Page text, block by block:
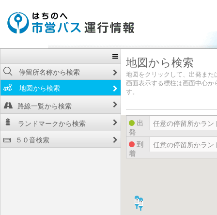
地図から検索
地図をクリックして、出発ま
画面表示する標柱は画面中心か
す。
出
発
到
着
停留所名称から検索
地図から検索
路線一覧から検索
ランドマークから検索
５０音検索